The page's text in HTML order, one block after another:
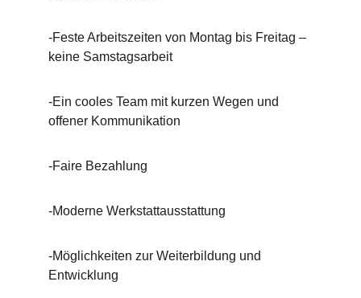
-Feste Arbeitszeiten von Montag bis Freitag –
keine Samstagsarbeit
-Ein cooles Team mit kurzen Wegen und
offener Kommunikation
-Faire Bezahlung
-Moderne Werkstattausstattung
-Möglichkeiten zur Weiterbildung und
Entwicklung